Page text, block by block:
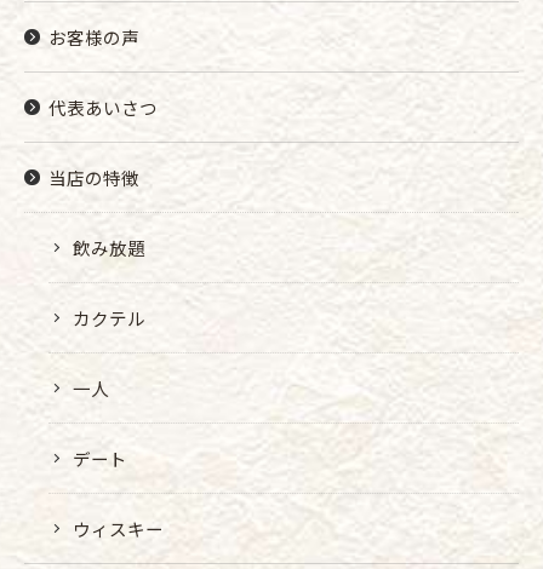
お客様の声
代表あいさつ
当店の特徴
飲み放題
カクテル
一人
デート
ウィスキー